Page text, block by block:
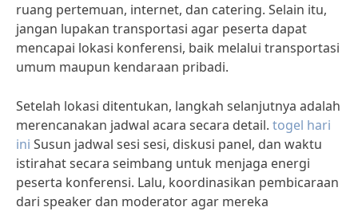
ruang pertemuan, internet, dan catering. Selain itu,
jangan lupakan transportasi agar peserta dapat
mencapai lokasi konferensi, baik melalui transportasi
umum maupun kendaraan pribadi.
Setelah lokasi ditentukan, langkah selanjutnya adalah
merencanakan jadwal acara secara detail. togel hari
ini Susun jadwal sesi sesi, diskusi panel, dan waktu
istirahat secara seimbang untuk menjaga energi
peserta konferensi. Lalu, koordinasikan pembicaraan
dari speaker dan moderator agar mereka